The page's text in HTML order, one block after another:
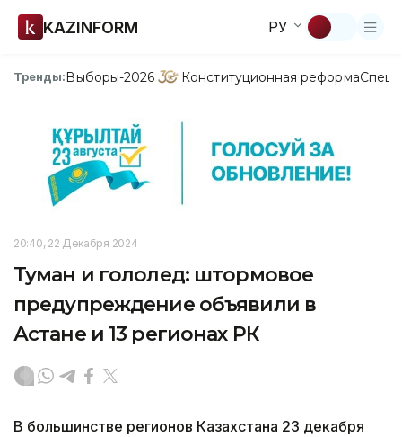
KAZINFORM РУ
Тренды:Выборы-2026 Конституционная реформа
20:40, 22 Декабря 2024
Туман и гололед: штормовое
предупреждение объявили в
Астане и 13 регионах РК
В большинстве регионов Казахстана 23 декабря